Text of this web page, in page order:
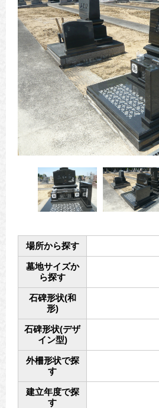
場所から探す
墓地サイズか
ら探す
石碑形状(和
形)
石碑形状(デザ
イン型)
外柵形状で探
す
建立年度で探
す